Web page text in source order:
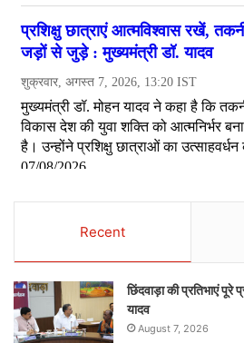
Recent
छिंदवाड़ा की प्रतिभाएं
यादव
August 7, 2026